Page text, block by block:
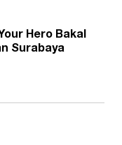
Hero Bakal
Surabaya